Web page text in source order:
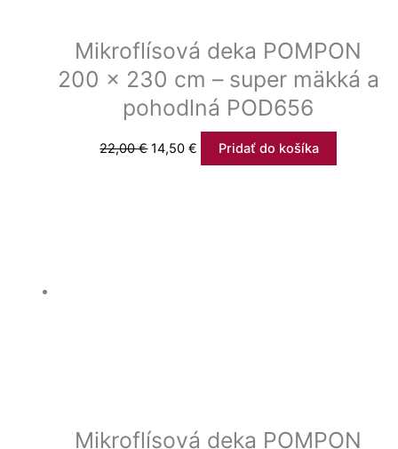
Mikroflísová deka POMPON
200 x 230 cm – super mäkká a
pohodlná POD656
22,00€ 14,50€ Pridať do košíka
Mikroflísová deka POMPON